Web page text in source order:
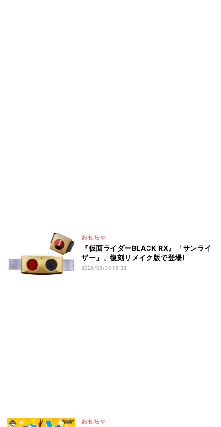
おもちゃ
『仮面ライダーBLACK RX』「サンライ
ザー」、復刻リメイク版で登場!
2026/03/30 16:38
おもちゃ